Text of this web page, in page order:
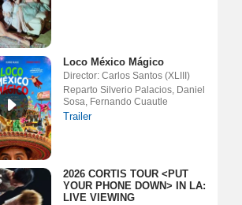
Loco México Mágico
Director: Carlos Santos (XLIII)
Reparto Silverio Palacios, Daniel
Sosa, Fernando Cuautle
Trailer
2026 CORTIS TOUR <PUT
YOUR PHONE DOWN> IN LA:
LIVE VIEWING